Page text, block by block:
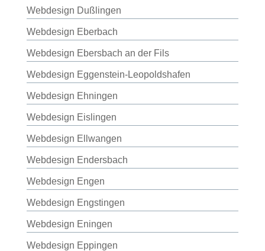
Webdesign Dußlingen
Webdesign Eberbach
Webdesign Ebersbach an der Fils
Webdesign Eggenstein-Leopoldshafen
Webdesign Ehningen
Webdesign Eislingen
Webdesign Ellwangen
Webdesign Endersbach
Webdesign Engen
Webdesign Engstingen
Webdesign Eningen
Webdesign Eppingen